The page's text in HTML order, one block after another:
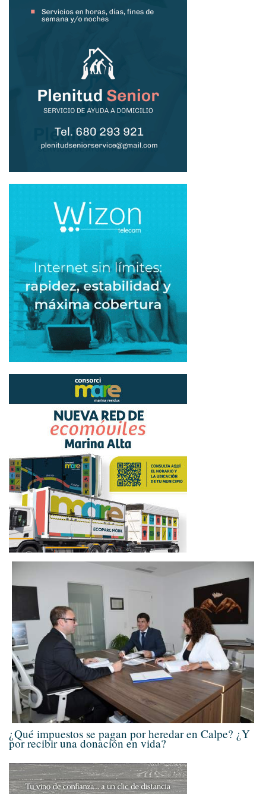
¿Qué impuestos se pagan por heredar en Calpe? ¿Y
por recibir una donación en vida?